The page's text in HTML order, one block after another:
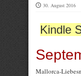
30. August 2016
Kindle
Mallorca-